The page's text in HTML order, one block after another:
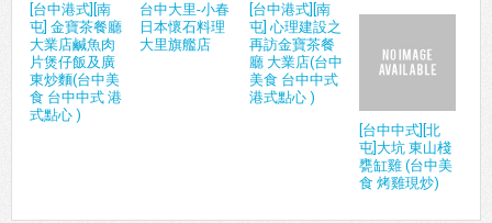
[台中港式][南
屯] 金寶茶餐廳
大業店鹹魚肉
片煲仔飯及廣
東炒麵(台中美
食 台中中式 港
式點心 )
台中大里-小春
日本懷石料理
大里旗艦店
[台中港式][南
屯] 心理建設之
再訪金寶茶餐
廳 大業店(台中
美食 台中中式
港式點心 )
[台中中式][北
屯]大坑 東山棧
甕缸雞 (台中美
食 烤雞現炒)